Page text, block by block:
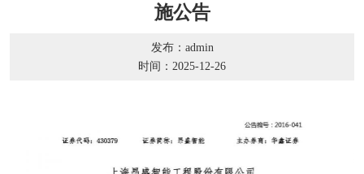
施公告
发布：admin
时间：2025-12-26